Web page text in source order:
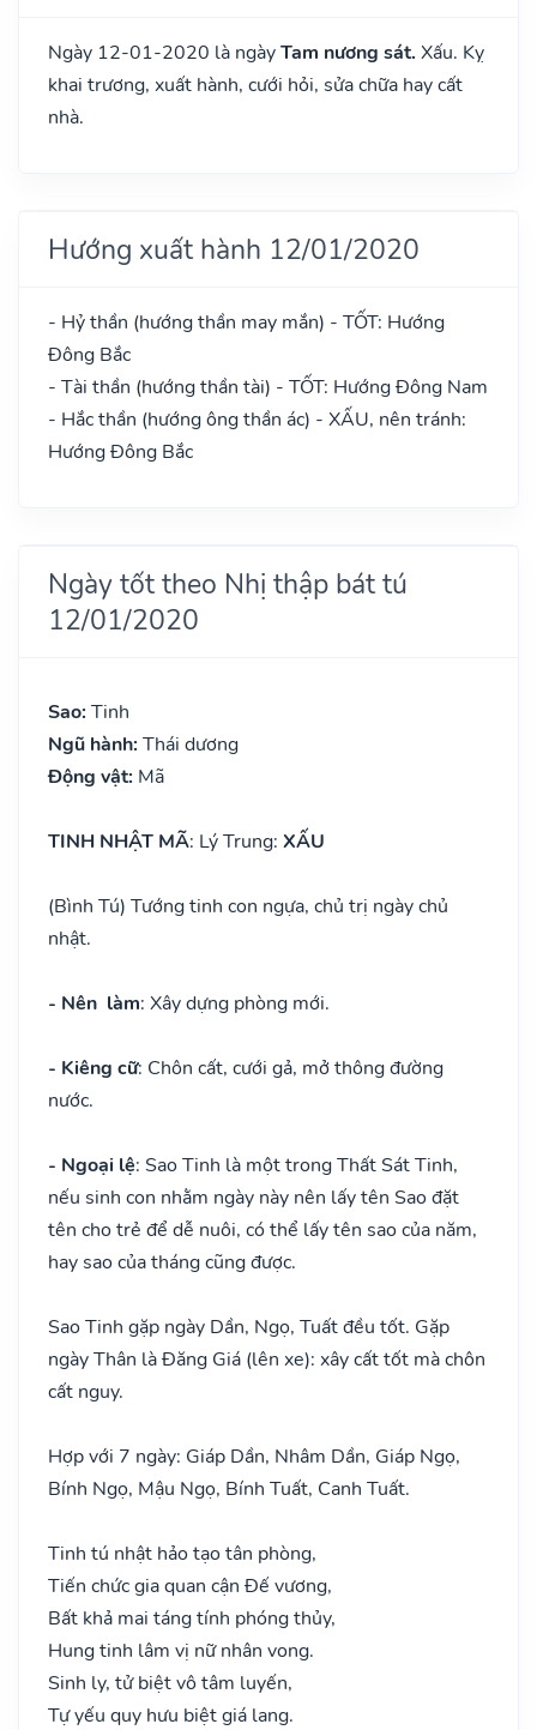
Ngày 12-01-2020 là ngàyTam nương sát. Xấu. Kỵ
khai trương, xuất hành, cưới hỏi, sửa chữa hay cất
nhà.
Hướng xuất hành 12/01/2020
- Hỷ thần (hướng thần may mắn) - TỐT: Hướng
Đông Bắc
- Tài thần (hướng thần tài) - TỐT: Hướng Đông Nam
- Hắc thần (hướng ông thần ác) - XẤU, nên tránh:
Hướng Đông Bắc
Ngày tốt theo Nhị thập bát tú
12/01/2020
Sao: Tinh
Ngũ hành: Thái dương
Động vật: Mã
TINH NHẬT MÃ: Lý Trung: XẤU
(Bình Tú) Tướng tinh con ngựa, chủ trị ngày chủ
nhật.
- Nên làm: Xây dựng phòng mới.
- Kiêng cữ: Chôn cất, cưới gả, mở thông đường
nước.
- Ngoại lệ: Sao Tinh là một trong Thất Sát Tinh,
nếu sinh con nhằm ngày này nên lấy tên Sao đặt
tên cho trẻ để dễ nuôi, có thể lấy tên sao của năm,
hay sao của tháng cũng được.
Sao Tinh gặp ngày Dần, Ngọ, Tuất đều tốt. Gặp
ngày Thân là Đăng Giá (lên xe): xây cất tốt mà chôn
cất nguy.
Hợp với 7 ngày: Giáp Dần, Nhâm Dần, Giáp Ngọ,
Bính Ngọ, Mậu Ngọ, Bính Tuất, Canh Tuất.
Tinh tú nhật hảo tạo tân phòng,
Tiến chức gia quan cận Đế vương,
Bất khả mai táng tính phóng thủy,
Hung tinh lâm vị nữ nhân vong.
Sinh ly, tử biệt vô tâm luyến,
Tự yếu quy hưu biệt giá lang.